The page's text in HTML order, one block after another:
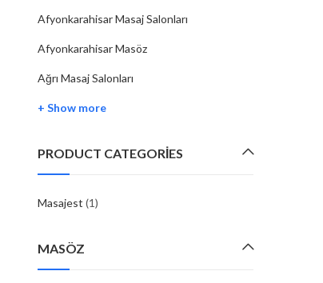
Sağlık ve Rahatlık Bir Arada
Afyonkarahisar Masaj Salonları
Afyonkarahisar Masöz
Ağrı Masaj Salonları
+ Show more
PRODUCT CATEGORIES
Masajest (1)
MASÖZ